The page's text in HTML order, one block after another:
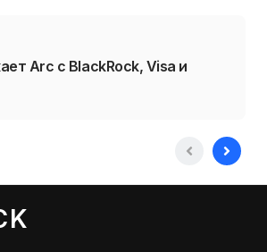
Arc с BlackRock, Visa и